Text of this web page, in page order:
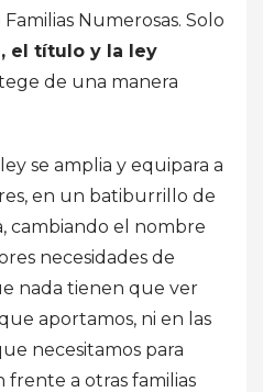
Numerosas. Solo
el título y la ley
de una manera
se amplia y equipara a
en un batiburrillo de
cambiando el nombre
necesidades de
nada tienen que ver
aportamos, ni en las
necesitamos para
frente a otras familias